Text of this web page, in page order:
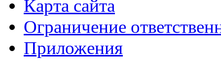
Карта сайта
Ограничение
Приложения